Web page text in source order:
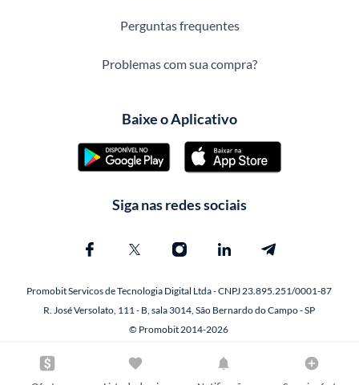
Perguntas frequentes
Problemas com sua compra?
Baixe o Aplicativo
Siga nas redes sociais
Promobit Servicos de Tecnologia Digital Ltda - CNPJ 23.895.251/0001-87
R. José Versolato, 111 - B, sala 3014, São Bernardo do Campo - SP
© Promobit 2014-2026